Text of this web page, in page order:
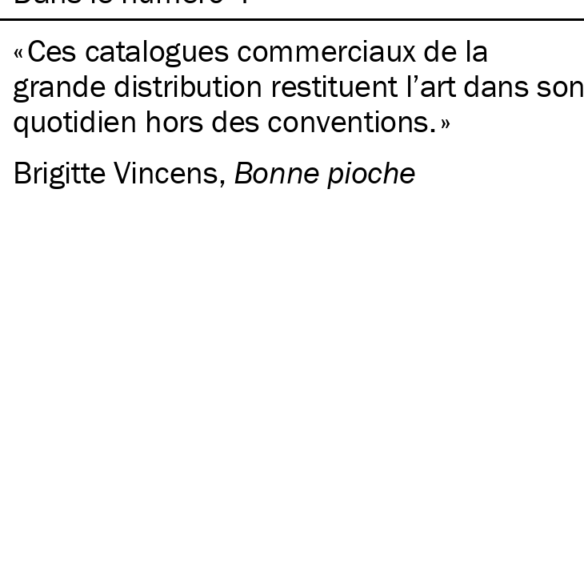
Ces catalogues commerciaux de la
grande distribution restituent l’art dans son
quotidien hors des conventions.
Brigitte Vincens, Bonne pioche